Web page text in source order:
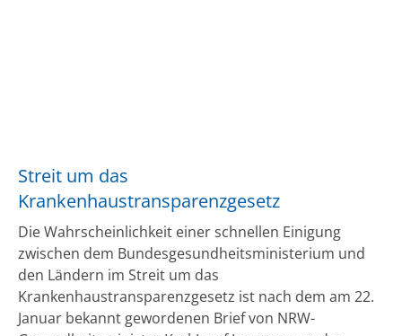
Streit um das
Krankenhaustransparenzgesetz
Die Wahrscheinlichkeit einer schnellen Einigung
zwischen dem Bundesgesundheitsministerium und
den Ländern im Streit um das
Krankenhaustransparenzgesetz ist nach dem am 22.
Januar bekannt gewordenen Brief von NRW-